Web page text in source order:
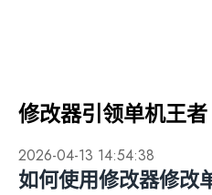
修改器引领单机王
2026-04-13 14:54:38
如何使用修改器修改